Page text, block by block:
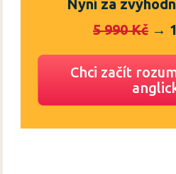
Nyní za
5 990 Kč →
Chci začít